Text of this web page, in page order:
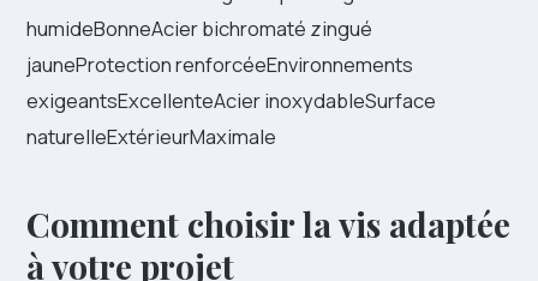
humideBonneAcier bichromaté zingué
jauneProtection renforcéeEnvironnements
exigeantsExcellenteAcier inoxydableSurface
naturelleExtérieurMaximale
Comment choisir la vis adaptée
à votre projet